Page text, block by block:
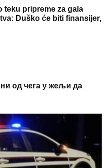
teku pripreme za gala
Duško će biti finansijer,
од чега у жељи да